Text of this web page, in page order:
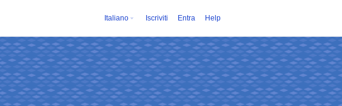
Italiano Iscriviti Entra Help